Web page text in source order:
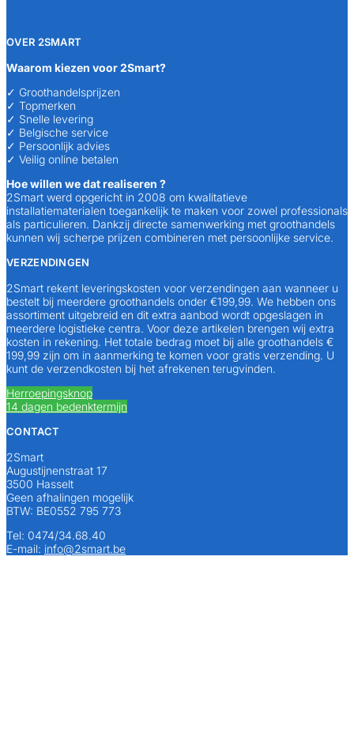
OVER 2SMART
Waarom kiezen voor 2Smart?
✓ Groothandelsprijzen
✓ Topmerken
✓ Snelle levering
✓ Belgische service
✓ Persoonlijk advies
✓ Veilig online betalen
Hoe willen we dat realiseren ?
2Smart werd opgericht in 2008 om kwalitatieve
installatiematerialen toegankelijk te maken voor zowel professionals
als particulieren. Dankzij directe samenwerking met groothandels
kunnen wij scherpe prijzen combineren met persoonlijke service.
VERZENDINGEN
2Smart rekent leveringskosten voor verzendingen aan wanneer u
bestelt bij meerdere groothandels onder €199,99. We hebben ons
assortiment uitgebreid en dit extra aanbod wordt opgeslagen in
meerdere logistieke centra. Voor deze artikelen brengen wij extra
kosten in rekening. Het totale bedrag moet bij alle groothandels €
199,99 zijn om in aanmerking te komen voor gratis verzending. U
kunt de verzendkosten bij het afrekenen terugvinden.
Herroepingsknop
14 dagen bedenktermijn
CONTACT
2Smart
Augustijnenstraat 17
3500 Hasselt
Geen afhalingen mogelijk
BTW: BE0552 795 773
Tel: 0474/34.68.40
E-mail: info@2smart.be